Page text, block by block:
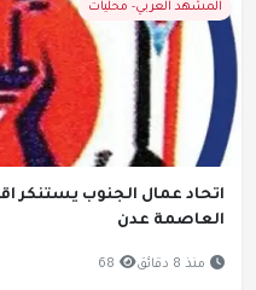
المشهد العربي- محليات
اتحاد عمال الجنوب يستنكر
العاصمة عدن
منذ 8 دقائق 68